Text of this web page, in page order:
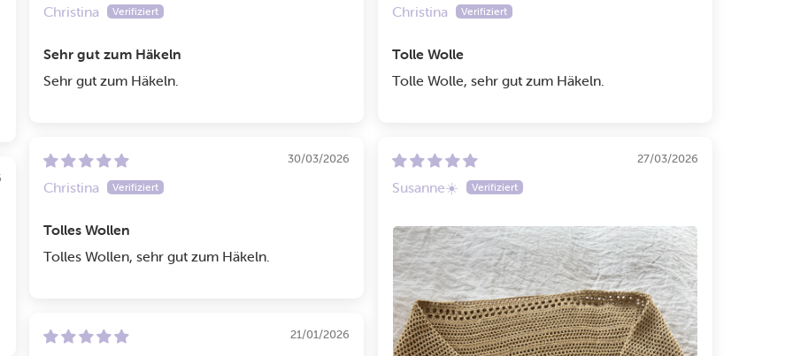
Christina
Sehr gut zum Häkeln
Sehr gut zum Häkeln.
Christina
Tolle Wolle
Tolle Wolle, sehr gut zum Häkeln.
30/03/2026
Christina
Tolles Wollen
Tolles Wollen, sehr gut zum Häkeln.
27/03/2026
Susanne☀️
21/01/2026